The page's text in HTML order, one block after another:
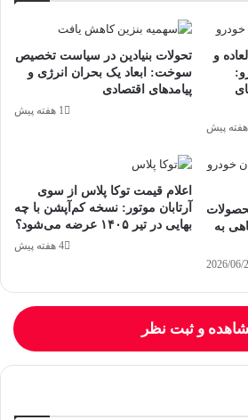
تحولات بنیادین در سیاست تخصیص
سوخت: ابعاد یک بحران انرژی و
پیامدهای اقتصادی
1 هفته پیش
و
اعلام قیمت توکا پلاس از سوی
آرتابان موتور: نسخه کم‌آپشن با چه
بهایی در تیر ۱۴۰۵ عرضه می‌شود؟
4 هفته پیش
به
2026/06/
و ثبت نظر